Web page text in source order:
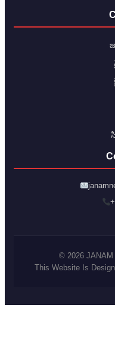
© 2026 JANAM
This Website Is